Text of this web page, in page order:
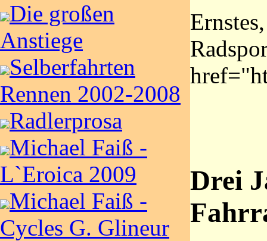
Die großen
Anstiege
Selberfahrten
Rennen 2002-2008
Radlerprosa
Michael Faiß -
L`Eroica 2009
Michael Faiß -
Cycles G. Glineur
Drei